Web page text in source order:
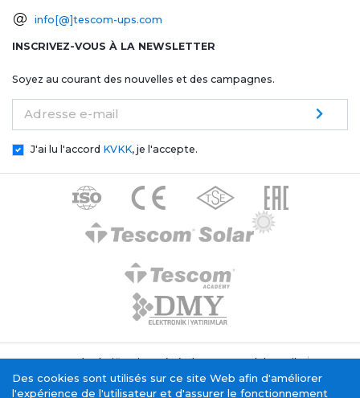
info[@]tescom-ups.com
INSCRIVEZ-VOUS À LA NEWSLETTER
Soyez au courant des nouvelles et des campagnes.
Adresse e-mail
J'ai lu l'accord KVKK, je l'accepte.
Texte de clarification générale Tescom Elektronik
Politique relative aux cookies
Service de la société de l'information
Des cookies sont utilisés sur ce site Web afin d'améliorer
l'expérience de l'utilisateur et d'assurer le fonctionnement